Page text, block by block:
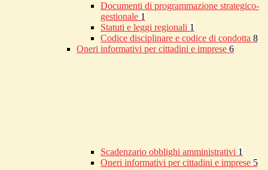
Documenti di programmazione strategico-
gestionale 1
Statuti e leggi regionali 1
Codice disciplinare e codice di condotta 8
Oneri informativi per cittadini e imprese 6
Scadenzario obblighi amministrativi 1
Oneri informativi per cittadini e imprese 5